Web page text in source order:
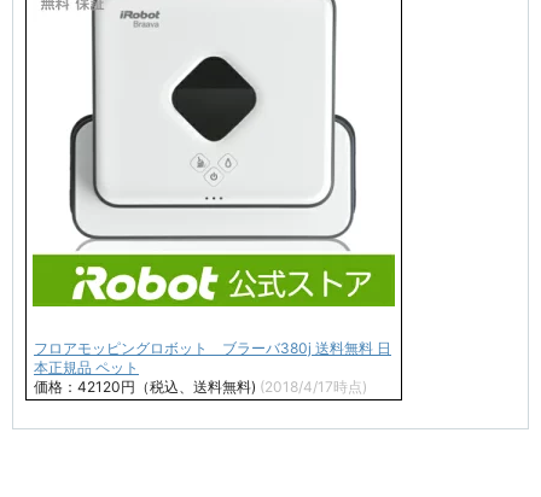
フロアモッピングロボット ブラーバ380j 送料無料 日
本正規品 ペット
価格：42120円（税込、送料無料) (2018/4/17時点)